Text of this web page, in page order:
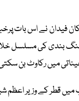
فیدان نے اس بات
بندی کی مسلسل خلاف
میں رکاوٹ بن
قطر کے وزیر اعظم